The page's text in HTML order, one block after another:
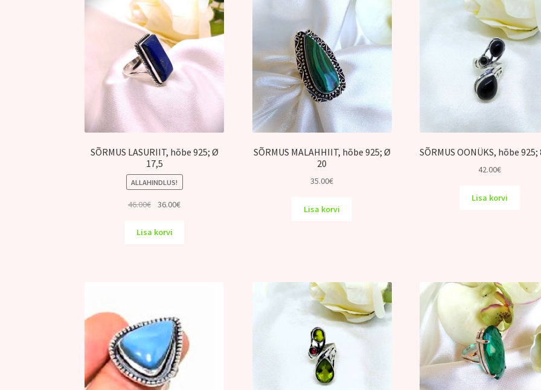
SÕRMUS LASURIIT, hõbe 925; Ø
17,5
ALLAHINDLUS!
46.00€
Algne
oli:
36.00€Praegune
Lisa korvi
SÕRMUS MALAHHIIT, hõbe 925; Ø
20
35.00€
Lisa korvi
SÕRMUS OONÜKS, hõbe 925;
42.00€
Lisa korvi